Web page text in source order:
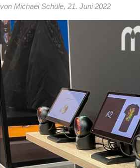
von Michael Schüle, 21. Juni 2022